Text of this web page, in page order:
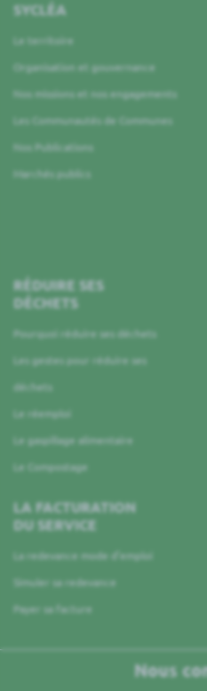
SYCLÉA
Le territoire
Organisation et gouvernance
Nos missions et nos engagements
Les Communautés de Communes
Nos Publications
Marchés publics
RÉDUIRE SES
DÉCHETS
Pourquoi réduire ses déchets
Les gestes pour réduire ses
déchets
Le réemploi
Le gaspillage alimentaire
Le Compostage
LA FACTURATION
DU SERVICE
La redevance mode d’emploi
Simuler sa redevance
Payer sa facture
Nous